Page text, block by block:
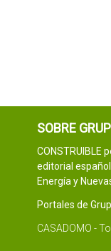
SOBRE
CONSTRUIBLE
editorial
Energía y
Portales de
CASADOMO -